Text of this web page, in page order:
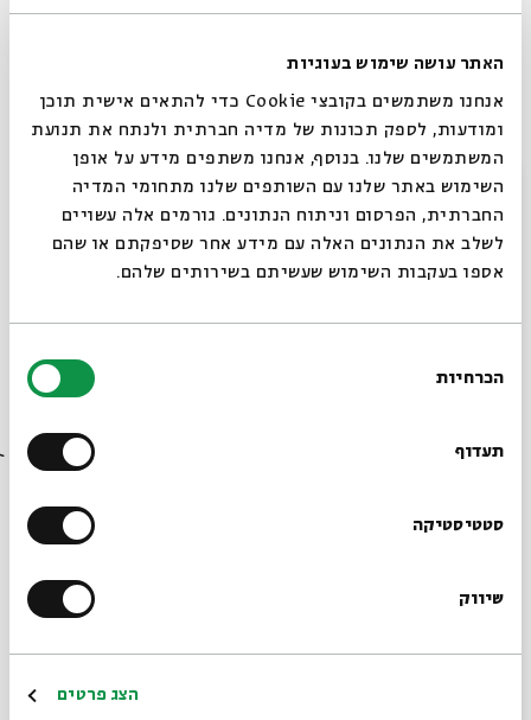
האתר עושה שימוש בעוגיות
אנחנו משתמשים בקובצי Cookie כדי להתאים אישית תוכן
ומודעות, לספק תכונות של מדיה חברתית ולנתח את תנועת
המשתמשים שלנו. בנוסף, אנחנו משתפים מידע על אופן
השימוש באתר שלנו עם השותפים שלנו מתחומי המדיה
החברתית, הפרסום וניתוח הנתונים. גורמים אלה עשויים
לשלב את הנתונים האלה עם מידע אחר שסיפקתם או שהם
אספו בעקבות השימוש שעשיתם בשירותים שלהם.
הסכמה
הכרחיות
תעדוף
סטטיסטיקה
שיווק
הצג פרטים
הכוזרי והפרכת הפילוסוף
עם: פרופ' שלום צדיק
16.01.24
סגור